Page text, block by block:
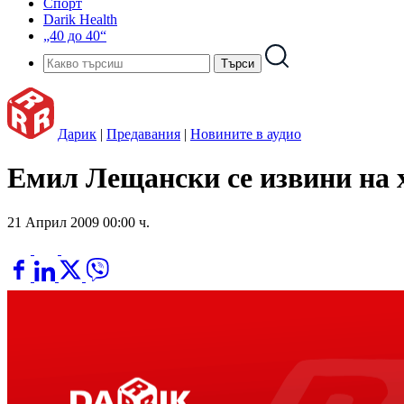
Спорт
Darik Health
„40 до 40“
Дарик | Предавания | Новините в аудио
Емил Лещански се извини на
21 Април 2009 00:00 ч.